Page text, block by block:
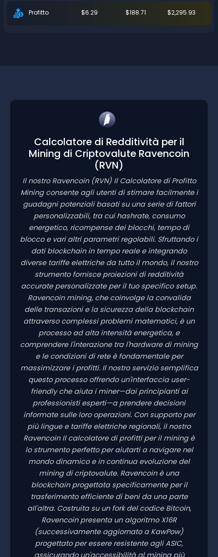
Profitto $6.29 $188.71 $2,295.93
Calcolatore di Redditività per il
Mining di Criptovalute Ravencoin
(RVN)
Il nostro Ravencoin (RVN)Il Calcolatore di Profitto
Mining consente agli utenti di stimare facilmente i
guadagni potenziali basati su una serie di fattori
personalizzabili, tra cui hashrate, consumo
energetico, ricompense dei blocchi, tempo di
blocco e vari altri parametri regolabili. Sfruttando i
dati blockchain in tempo reale e integrando
diverse tariffe elettriche da tutto il mondo, il nostro
strumento fornisce proiezioni di redditività
accurate personalizzate per il tuo specifico setup.
Ravencoin mining, che coinvolge la convalida
delle transazioni e la sicurezza della blockchain
attraverso complessi problemi matematici, è un
processo ad alta intensità energetica, e
comprendere l'interazione tra l'hardware di mining
e le condizioni di rete è fondamentale per
massimizzare i profitti. Il nostro servizio semplifica
questo processo offrendo un'interfaccia user-
friendly che aiuta i miner—dai principianti ai
professionisti esperti—a prendere decisioni
informate sulle loro operazioni. Con supporto per
più lingue e tariffe elettriche regionali, il nostro
Ravencoin Il calcolatore di profitti per il mining è
lo strumento perfetto per aiutarti a navigare nel
mondo dinamico e in continua evoluzione del
mining di criptovalute. Ravencoin è una
blockchain progettata specificamente per il
trasferimento efficiente di beni da una parte
all'altra. Costruita su un fork del codice Bitcoin,
Ravencoin presenta un algoritmo X16R
(successivamente aggiornato a KawPow)
progettato per essere resistente agli ASIC,
assicurando un'accessibilità al mining più